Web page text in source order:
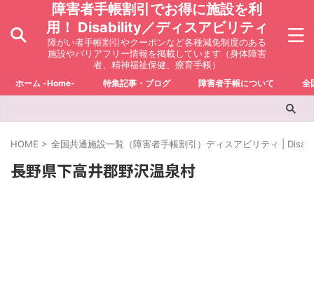
障害者手帳割引でお得に施設を利
用！ Disability／ディスアビリティ
障がい者手帳割引やクーポンなど各種減免制度のある
施設やバリアフリー情報を掲載しています（身体障害
者、精神福祉保健、療育手帳）
ホーム -Home- 特集記事・ブログ 障害者手帳について 全
HOME > 全国共通施設一覧（障害者手帳割引）ディスアビリティ |
長野県下高井郡野沢温泉村